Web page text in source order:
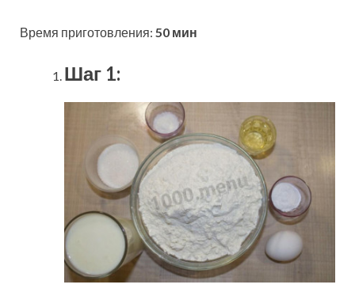
Время приготовления: 50 мин
Шаг 1: